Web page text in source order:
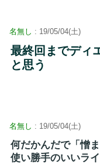
名無し : 19/05/04(土)
最終回までディ
と思う
名無し : 19/05/04(土)
何だかんだで「憎
使い勝手のいいラ